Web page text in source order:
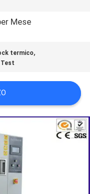
Mese
termico,
Test